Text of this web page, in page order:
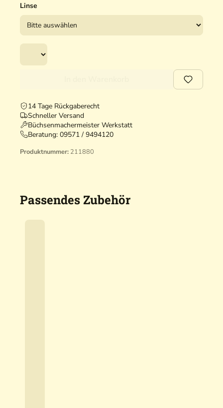
Linse
14 Tage Rückgaberecht
Schneller Versand
Büchsenmachermeister Werkstatt
Beratung: 09571 / 9494120
Produktnummer: 211880
Passendes Zubehör